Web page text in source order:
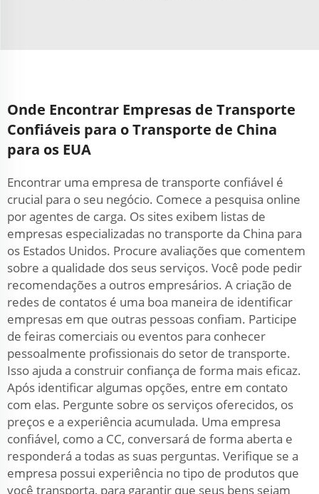
Onde Encontrar Empresas de Transporte
Confiáveis para o Transporte de China
para os EUA
Encontrar uma empresa de transporte confiável é
crucial para o seu negócio. Comece a pesquisa online
por agentes de carga. Os sites exibem listas de
empresas especializadas no transporte da China para
os Estados Unidos. Procure avaliações que comentem
sobre a qualidade dos seus serviços. Você pode pedir
recomendações a outros empresários. A criação de
redes de contatos é uma boa maneira de identificar
empresas em que outras pessoas confiam. Participe
de feiras comerciais ou eventos para conhecer
pessoalmente profissionais do setor de transporte.
Isso ajuda a construir confiança de forma mais eficaz.
Após identificar algumas opções, entre em contato
com elas. Pergunte sobre os serviços oferecidos, os
preços e a experiência acumulada. Uma empresa
confiável, como a CC, conversará de forma aberta e
responderá a todas as suas perguntas. Verifique se a
empresa possui experiência no tipo de produtos que
você transporta, para garantir que seus bens sejam